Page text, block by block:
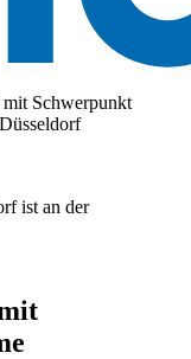
Schwerpunkt
ist an der